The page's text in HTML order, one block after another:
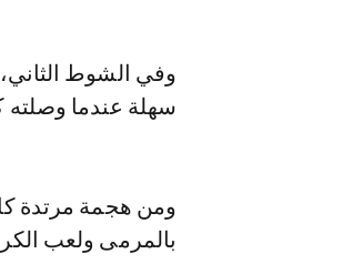
وفي الشوط
سهلة عندما وصلته
ومن هجمة مرتدة كاد
بالمرمى ولعب